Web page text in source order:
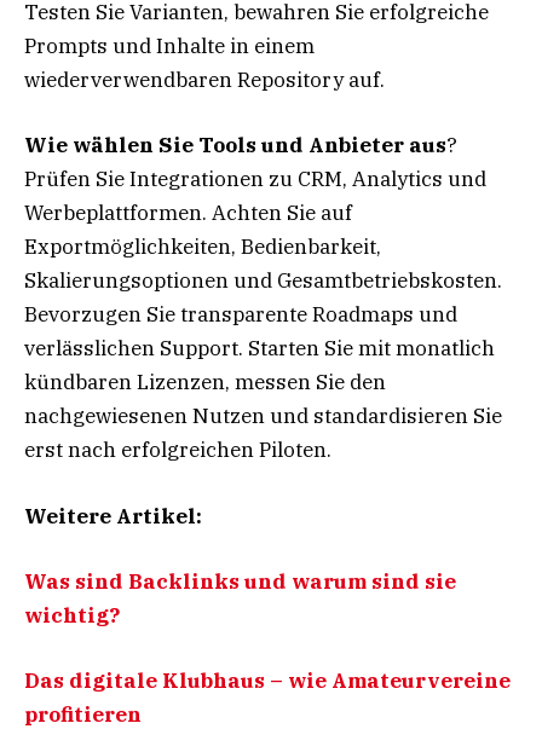
Testen Sie Varianten, bewahren Sie erfolgreiche
Prompts und Inhalte in einem
wiederverwendbaren Repository auf.
Wie wählen Sie Tools und Anbieter aus?
Prüfen Sie Integrationen zu CRM, Analytics und
Werbeplattformen. Achten Sie auf
Exportmöglichkeiten, Bedienbarkeit,
Skalierungsoptionen und Gesamtbetriebskosten.
Bevorzugen Sie transparente Roadmaps und
verlässlichen Support. Starten Sie mit monatlich
kündbaren Lizenzen, messen Sie den
nachgewiesenen Nutzen und standardisieren Sie
erst nach erfolgreichen Piloten.
Weitere Artikel:
Was sind Backlinks und warum sind sie
wichtig?
Das digitale Klubhaus – wie Amateurvereine
profitieren